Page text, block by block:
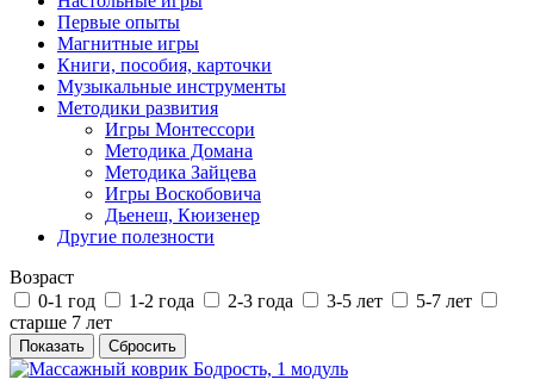
Первые опыты
Магнитные игры
Книги, пособия, карточки
Музыкальные инструменты
Методики развития
Игры Монтессори
Методика Домана
Методика Зайцева
Игры Воскобовича
Дьенеш, Кюизенер
Другие полезности
Возраст
0-1 год
1-2 года 2-3 года 3-5 лет
5-7 лет
старше 7 лет